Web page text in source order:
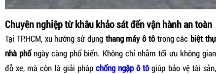
Chuyên nghiệp từ khâu khảo sát đến vận hành an toàn
Tại TP.HCM, xu hướng sử dụng thang máy ô tôtrong các biệt thự
nhà phốngày càng phổ biến. Không chỉ nhằm tối ưu không gian
đỗ xe, mà còn là giải pháp chống ngập ô tôgiúp bảo vệ tài sản,